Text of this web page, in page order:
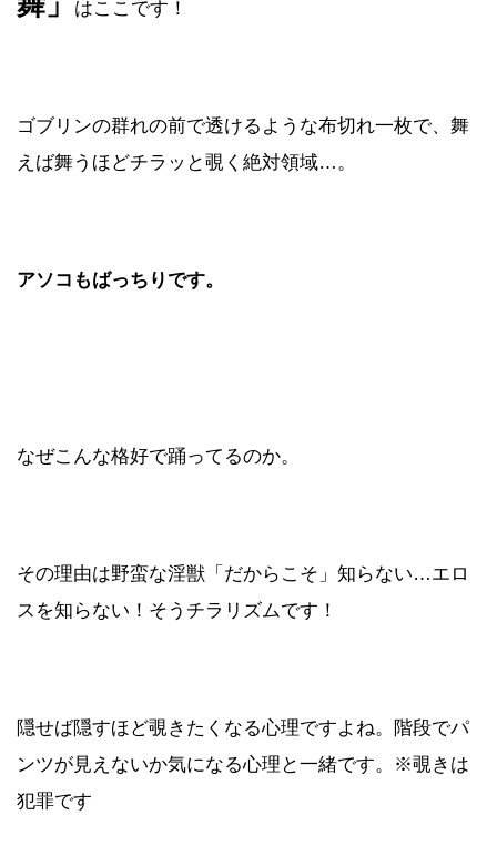
はここです！
ゴブリンの群れの前で透けるような布切れ一枚で、舞
えば舞うほどチラッと覗く絶対領域…。
アソコもばっちりです。
なぜこんな格好で踊ってるのか。
その理由は野蛮な淫獣「だからこそ」知らない…エロ
スを知らない！そうチラリズムです！
隠せば隠すほど覗きたくなる心理ですよね。階段でパ
ンツが見えないか気になる心理と一緒です。※覗きは
犯罪です